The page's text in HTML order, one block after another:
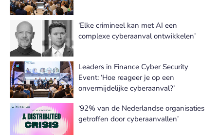
‘Elke crimineel kan met AI een
complexe cyberaanval ontwikkelen’
Leaders in Finance Cyber Security
Event: ‘Hoe reageer je op een
onvermijdelijke cyberaanval?’
‘92% van de Nederlandse organisaties
getroffen door cyberaanvallen’